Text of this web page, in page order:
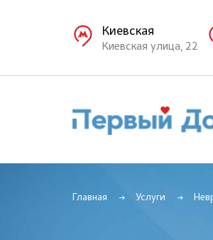
Киевская
Киевская улица, 22
Главная Услуги